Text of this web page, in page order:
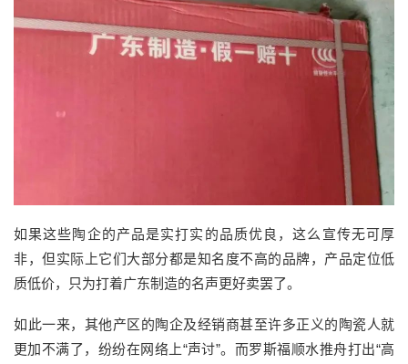
如果这些陶企的产品是实打实的品质优良，这么宣传无可厚
非，但实际上它们大部分都是知名度不高的品牌，产品定位低
质低价，只为打着广东制造的名声更好卖罢了。
如此一来，其他产区的陶企及经销商甚至许多正义的陶瓷人就
更加不满了，纷纷在网络上“声讨”。而罗斯福顺水推舟打出“高